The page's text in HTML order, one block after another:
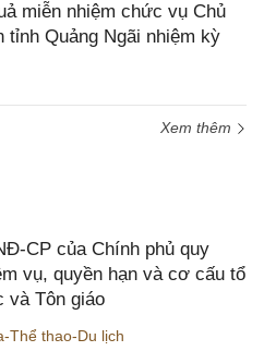
miễn nhiệm chức vụ Chủ
tỉnh Quảng Ngãi nhiệm kỳ
Xem thêm
CP của Chính phủ quy
vụ, quyền hạn và cơ cấu tổ
và Tôn giáo
Thể thao-Du lịch